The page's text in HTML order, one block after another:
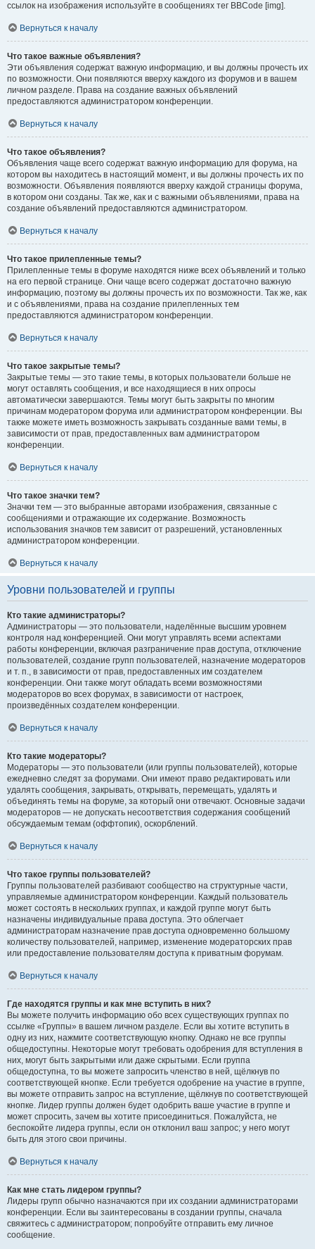
ссылок на изображения используйте в сообщениях тег BBCode [img].
Вернуться к началу
Что такое важные объявления?
Эти объявления содержат важную информацию, и вы должны прочесть их
по возможности. Они появляются вверху каждого из форумов и в вашем
личном разделе. Права на создание важных объявлений
предоставляются администратором конференции.
Вернуться к началу
Что такое объявления?
Объявления чаще всего содержат важную информацию для форума, на
котором вы находитесь в настоящий момент, и вы должны прочесть их по
возможности. Объявления появляются вверху каждой страницы форума,
в котором они созданы. Так же, как и с важными объявлениями, права на
создание объявлений предоставляются администратором.
Вернуться к началу
Что такое прилепленные темы?
Прилепленные темы в форуме находятся ниже всех объявлений и только
на его первой странице. Они чаще всего содержат достаточно важную
информацию, поэтому вы должны прочесть их по возможности. Так же, как
и с объявлениями, права на создание прилепленных тем
предоставляются администратором конференции.
Вернуться к началу
Что такое закрытые темы?
Закрытые темы — это такие темы, в которых пользователи больше не
могут оставлять сообщения, и все находящиеся в них опросы
автоматически завершаются. Темы могут быть закрыты по многим
причинам модератором форума или администратором конференции. Вы
также можете иметь возможность закрывать созданные вами темы, в
зависимости от прав, предоставленных вам администратором
конференции.
Вернуться к началу
Что такое значки тем?
Значки тем — это выбранные авторами изображения, связанные с
сообщениями и отражающие их содержание. Возможность
использования значков тем зависит от разрешений, установленных
администратором конференции.
Вернуться к началу
Уровни пользователей и группы
Кто такие администраторы?
Администраторы — это пользователи, наделённые высшим уровнем
контроля над конференцией. Они могут управлять всеми аспектами
работы конференции, включая разграничение прав доступа, отключение
пользователей, создание групп пользователей, назначение модераторов
и т. п., в зависимости от прав, предоставленных им создателем
конференции. Они также могут обладать всеми возможностями
модераторов во всех форумах, в зависимости от настроек,
произведённых создателем конференции.
Вернуться к началу
Кто такие модераторы?
Модераторы — это пользователи (или группы пользователей), которые
ежедневно следят за форумами. Они имеют право редактировать или
удалять сообщения, закрывать, открывать, перемещать, удалять и
объединять темы на форуме, за который они отвечают. Основные задачи
модераторов — не допускать несоответствия содержания сообщений
обсуждаемым темам (оффтопик), оскорблений.
Вернуться к началу
Что такое группы пользователей?
Группы пользователей разбивают сообщество на структурные части,
управляемые администратором конференции. Каждый пользователь
может состоять в нескольких группах, и каждой группе могут быть
назначены индивидуальные права доступа. Это облегчает
администраторам назначение прав доступа одновременно большому
количеству пользователей, например, изменение модераторских прав
или предоставление пользователям доступа к приватным форумам.
Вернуться к началу
Где находятся группы и как мне вступить в них?
Вы можете получить информацию обо всех существующих группах по
ссылке «Группы» в вашем личном разделе. Если вы хотите вступить в
одну из них, нажмите соответствующую кнопку. Однако не все группы
общедоступны. Некоторые могут требовать одобрения для вступления в
них, могут быть закрытыми или даже скрытыми. Если группа
общедоступна, то вы можете запросить членство в ней, щёлкнув по
соответствующей кнопке. Если требуется одобрение на участие в группе,
вы можете отправить запрос на вступление, щёлкнув по соответствующей
кнопке. Лидер группы должен будет одобрить ваше участие в группе и
может спросить, зачем вы хотите присоединиться. Пожалуйста, не
беспокойте лидера группы, если он отклонил ваш запрос; у него могут
быть для этого свои причины.
Вернуться к началу
Как мне стать лидером группы?
Лидеры групп обычно назначаются при их создании администраторами
конференции. Если вы заинтересованы в создании группы, сначала
свяжитесь с администратором; попробуйте отправить ему личное
сообщение.